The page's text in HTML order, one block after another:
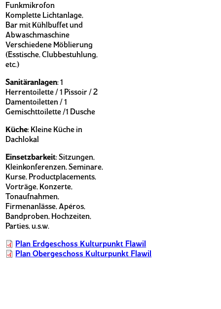
Funkmikrofon
Komplette Lichtanlage,
Bar mit Kühlbuffet und
Abwaschmaschine
Verschiedene Möblierung
(Esstische, Clubbestuhlung,
etc.)
Sanitäranlagen: 1
Herrentoilette / 1 Pissoir / 2
Damentoiletten / 1
Gemischttoilette /1 Dusche
Küche: Kleine Küche in
Dachlokal
Einsetzbarkeit: Sitzungen,
Kleinkonferenzen, Seminare,
Kurse, Productplacements,
Vorträge, Konzerte,
Tonaufnahmen,
Firmenanlässe, Apéros,
Bandproben, Hochzeiten,
Parties, u.s.w.
Plan Erdgeschoss Kulturpunkt Flawil
Plan Obergeschoss Kulturpunkt Flawil